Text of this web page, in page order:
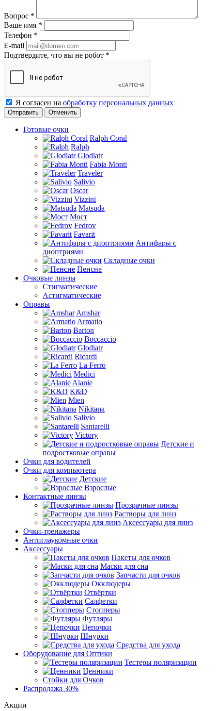
Вопрос *
Ваше имя *
Телефон *
E-mail
Подтвердите, что вы не робот *
Я согласен на обработку персональных данных
Отменить
Готовые очки
Ralph Coral
Ralph
Glodiatr
Fabia Monti
Traveler
Salivio
Oscar
Vizzini
Matsuda
Мост
Fedrov
Favarit
Антифары с
диоптриями
Складные очки
Пенсне
Очковые линзы
Стигматические
Астигматические
Оправы
Amshar
Armatio
Barton
Boccaccio
Glodiatr
Ricardi
La Ferro
Medici
Alanie
K&D
Mien
Nikitana
Salivio
Santarelli
Victory
Детские и
подростковые оправы
Очки для водителей
Очки для компьютера
Детские
Взрослые
Контактные линзы
Прозрачные линзы
Растворы для линз
Аксессуары для линз
Очки-тренажеры
Антиглаукомные очки
Аксессуары
Пакеты для очков
Маски для сна
Запчасти для очков
Окклюдеры
Отвёртки
Салфетки
Стопперы
Футляры
Цепочки
Шнурки
Средства для ухода
Оборудование для Оптики
Тестеры поляризации
Ценники
Стойки для Очков
Распродажа 30%
Акции